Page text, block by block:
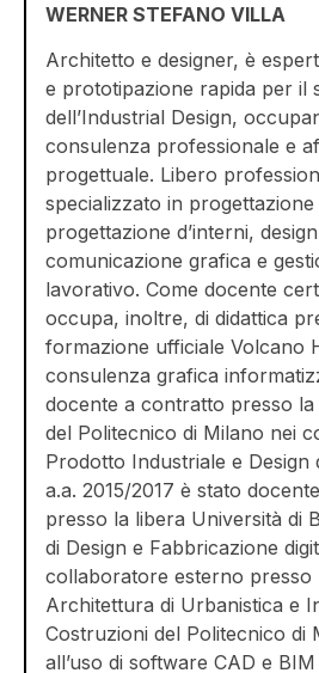
WERNER STEFANO VILLA
Architetto e designer, è
e prototipazione rapida per il
dell’Industrial Design,
consulenza professionale e
progettuale. Libero
specializzato in
progettazione d’interni,
comunicazione grafica e
lavorativo. Come docente
occupa, inoltre, di didattica
formazione ufficiale Volcano
consulenza grafica
docente a contratto presso la
del Politecnico di Milano nei
Prodotto Industriale e Design
a.a. 2015/2017 è stato
presso la libera Università di
di Design e Fabbricazione
collaboratore esterno presso
Architettura di Urbanistica e
Costruzioni del Politecnico di
all’uso di software CAD e